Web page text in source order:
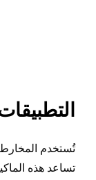
تساعد هذه